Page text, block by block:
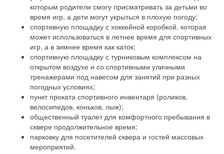
которым родители смогу присматривать за детьми во
время игр, а дети могут укрыться в плохую погоду;
спортивную площадку с хоккейной коробкой, которая
может использоваться в летнее время для спортивных
игр, а в зимнее время как каток;
спортивную площадку с турниковым комплексом на
открытом воздухе и со спортивными уличными
тренажерами под навесом для занятий при разных
погодных условиях;
пункт проката спортивного инвентаря (роликов,
велосипедов, коньков, лыж);
общественный туалет для комфортного пребывания в
сквере продолжительное время;
парковку для посетителей сквера и гостей массовых
мероприятий.